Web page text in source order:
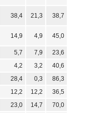
38,4 21,3 38,7
14,9 4,9 45,0
5,7 7,9
23,6
4,2 3,2
40,6
28,4 0,3
86,3
12,2 12,2
36,5
23,0 14,7
70,0